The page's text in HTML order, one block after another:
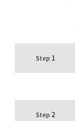
Step 1
Step 2